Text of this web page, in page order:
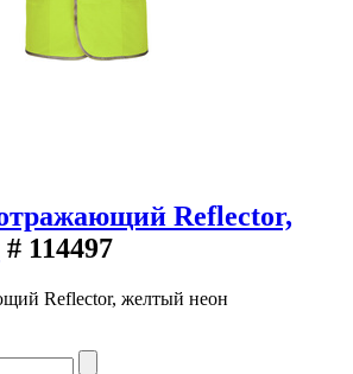
Reflector,
# 114497
Reflector, желтый неон